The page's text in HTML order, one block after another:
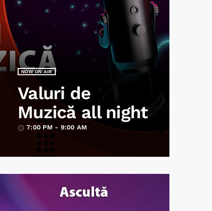
NOW ON AIR
Valuri de
Muzică all night
access_time 7:00 PM - 9:00 AM